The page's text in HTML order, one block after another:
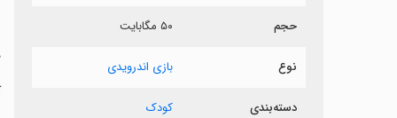
حجم ۵۰ مگابایت
نوع بازی اندرویدی
دسته‌بندی کودک